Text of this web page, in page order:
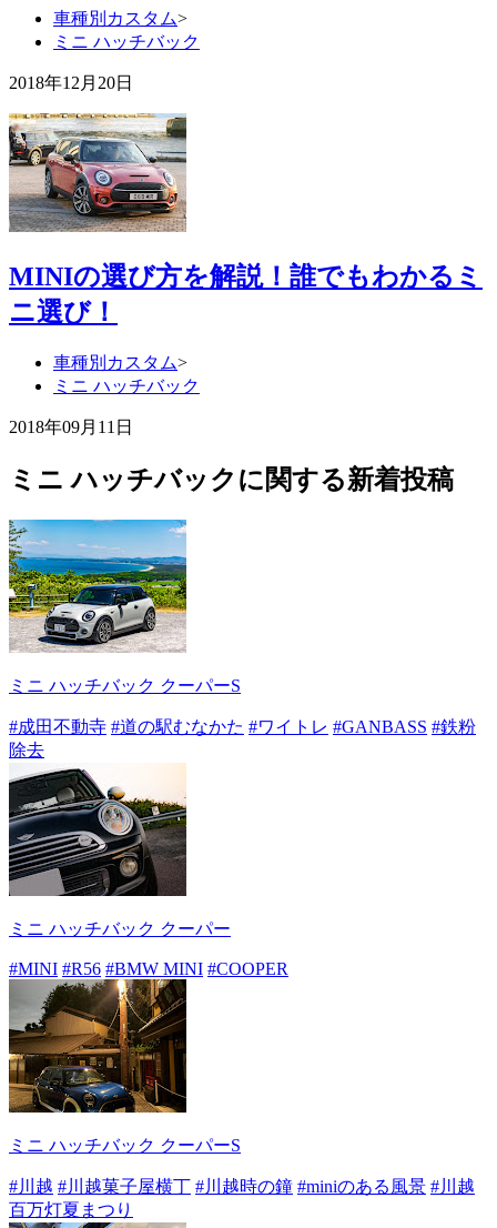
車種別カスタム>
ミニ ハッチバック
2018年12月20日
MINIの選び方を解説！誰でもわかるミ
ニ選び！
車種別カスタム>
ミニ ハッチバック
2018年09月11日
ミニ ハッチバックに関する新着投稿
ミニ ハッチバック クーパーS
#成田不動寺 #道の駅むなかた #ワイトレ #GANBASS #鉄粉
除去
ミニ ハッチバック クーパー
#MINI #R56 #BMW MINI #COOPER
ミニ ハッチバック クーパーS
#川越 #川越菓子屋横丁 #川越時の鐘 #miniのある風景 #川越
百万灯夏まつり